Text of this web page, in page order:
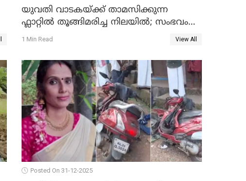
യുവതി വാടകയ്ക്ക് താമസിക്കുന്ന
ഫ്ലാറ്റില്‍ തൂങ്ങിമരിച്ച നിലയില്‍; സംഭവം
കൈതപ്പൊയിലില്‍
1 Min Read View All
Posted On 31-12-2025